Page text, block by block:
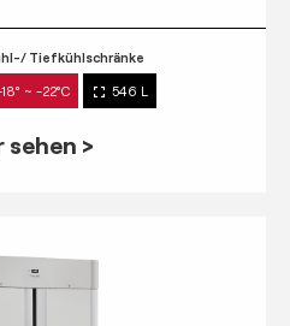
Tiefkühlschränke
~ -22°C 546 L
sehen >